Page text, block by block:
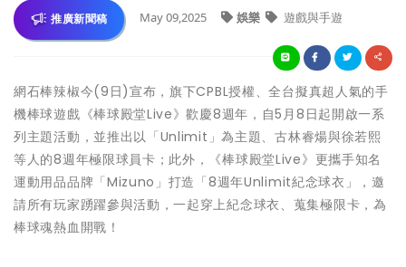
推廣新聞稿 May 09,2025 娛樂 遊戲與手遊
網石棒辣椒今(9日)宣布，旗下CPBL授權、全台擬真超人氣的手
機棒球遊戲《棒球殿堂Live》歡慶8週年，自5月8日起開啟一系
列主題活動，並推出以「Unlimit」為主題、古林睿煬與徐若熙
等人的8週年極限球員卡；此外，《棒球殿堂Live》更攜手知名
運動用品品牌「Mizuno」打造「8週年Unlimit紀念球衣」，邀
請所有玩家踴躍參與活動，一起穿上紀念球衣、蒐集極限卡，為
棒球魂熱血開戰！